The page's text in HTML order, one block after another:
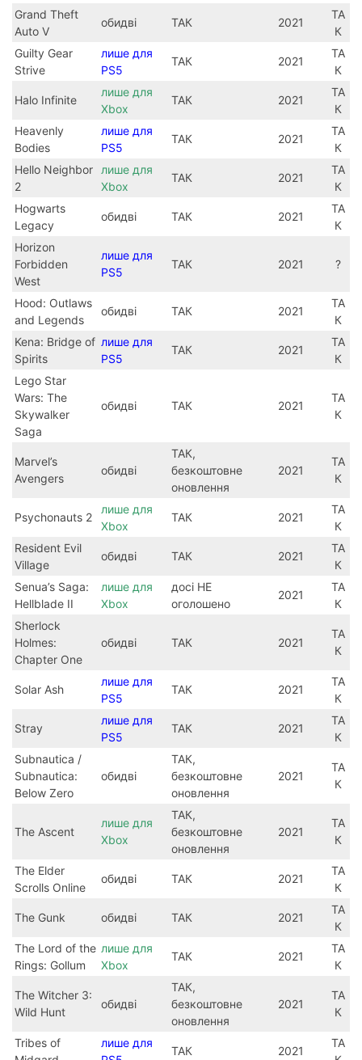
Grand Theft
Auto V
обидві ТАК 2021
ТА
К
Guilty Gear
Strive
лише для
PS5
ТАК 2021
ТА
К
Halo Infinite
лише для
Xbox
ТАК 2021
ТА
К
Heavenly
Bodies
лише для
PS5
ТАК 2021
ТА
К
Hello Neighbor
2
лише для
Xbox
ТАК 2021
ТА
К
Hogwarts
Legacy
обидві ТАК 2021
ТА
К
Horizon
Forbidden
West
лише для
PS5
ТАК 2021 ?
Hood: Outlaws
and Legends
обидві ТАК 2021
ТА
К
Kena: Bridge of
Spirits
лише для
PS5
ТАК 2021
ТА
К
Lego Star
Wars: The
Skywalker
Saga
обидві ТАК 2021
ТА
К
Marvel’s
Avengers
обидві
ТАК,
безкоштовне
оновлення
2021
ТА
К
Psychonauts 2
лише для
Xbox
ТАК 2021
ТА
К
Resident Evil
Village
обидві ТАК 2021
ТА
К
Senua’s Saga:
Hellblade II
лише для
Xbox
досі НЕ
оголошено
2021
ТА
К
Sherlock
Holmes:
Chapter One
обидві ТАК 2021
ТА
К
Solar Ash
лише для
PS5
ТАК 2021
ТА
К
Stray
лише для
PS5
ТАК 2021
ТА
К
Subnautica /
Subnautica:
Below Zero
обидві
ТАК,
безкоштовне
оновлення
2021
ТА
К
The Ascent
лише для
Xbox
ТАК,
безкоштовне
оновлення
2021
ТА
К
The Elder
Scrolls Online
обидві ТАК 2021
ТА
К
The Gunk обидві ТАК 2021
ТА
К
The Lord of the
Rings: Gollum
лише для
Xbox
ТАК 2021
ТА
К
The Witcher 3:
Wild Hunt
обидві
ТАК,
безкоштовне
оновлення
2021
ТА
К
Tribes of
лише для
ТАК 2021
ТА